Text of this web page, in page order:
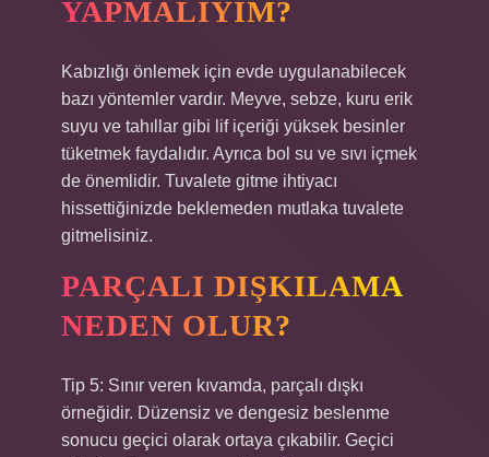
YAPMALIYIM?
Kabızlığı önlemek için evde uygulanabilecek
bazı yöntemler vardır. Meyve, sebze, kuru erik
suyu ve tahıllar gibi lif içeriği yüksek besinler
tüketmek faydalıdır. Ayrıca bol su ve sıvı içmek
de önemlidir. Tuvalete gitme ihtiyacı
hissettiğinizde beklemeden mutlaka tuvalete
gitmelisiniz.
PARÇALI DIŞKILAMA
NEDEN OLUR?
Tip 5: Sınır veren kıvamda, parçalı dışkı
örneğidir. Düzensiz ve dengesiz beslenme
sonucu geçici olarak ortaya çıkabilir. Geçici